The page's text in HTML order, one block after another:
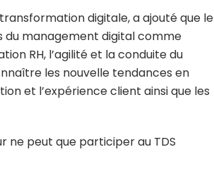
digitale, a ajouté que le
du management digital comme
RH, l’agilité et la conduite du
les nouvelle tendances en
et l’expérience client ainsi que les
ne peut que participer au TDS